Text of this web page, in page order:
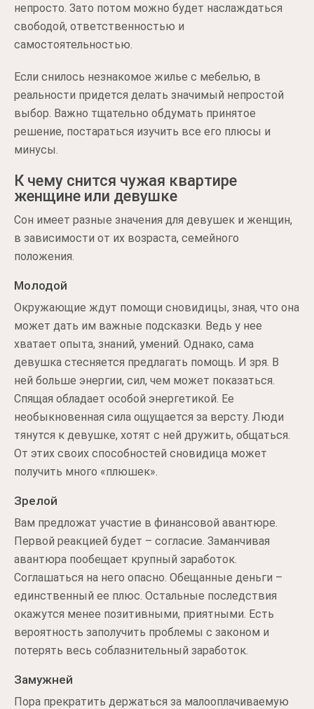
непросто. Зато потом можно будет наслаждаться
свободой, ответственностью и
самостоятельностью.
Если снилось незнакомое жилье с мебелью, в
реальности придется делать значимый непростой
выбор. Важно тщательно обдумать принятое
решение, постараться изучить все его плюсы и
минусы.
К чему снится чужая квартире
женщине или девушке
Сон имеет разные значения для девушек и женщин,
в зависимости от их возраста, семейного
положения.
Молодой
Окружающие ждут помощи сновидицы, зная, что она
может дать им важные подсказки. Ведь у нее
хватает опыта, знаний, умений. Однако, сама
девушка стесняется предлагать помощь. И зря. В
ней больше энергии, сил, чем может показаться.
Спящая обладает особой энергетикой. Ее
необыкновенная сила ощущается за версту. Люди
тянутся к девушке, хотят с ней дружить, общаться.
От этих своих способностей сновидица может
получить много «плюшек».
Зрелой
Вам предложат участие в финансовой авантюре.
Первой реакцией будет – согласие. Заманчивая
авантюра пообещает крупный заработок.
Соглашаться на него опасно. Обещанные деньги –
единственный ее плюс. Остальные последствия
окажутся менее позитивными, приятными. Есть
вероятность заполучить проблемы с законом и
потерять весь соблазнительный заработок.
Замужней
Пора прекратить держаться за малооплачиваемую